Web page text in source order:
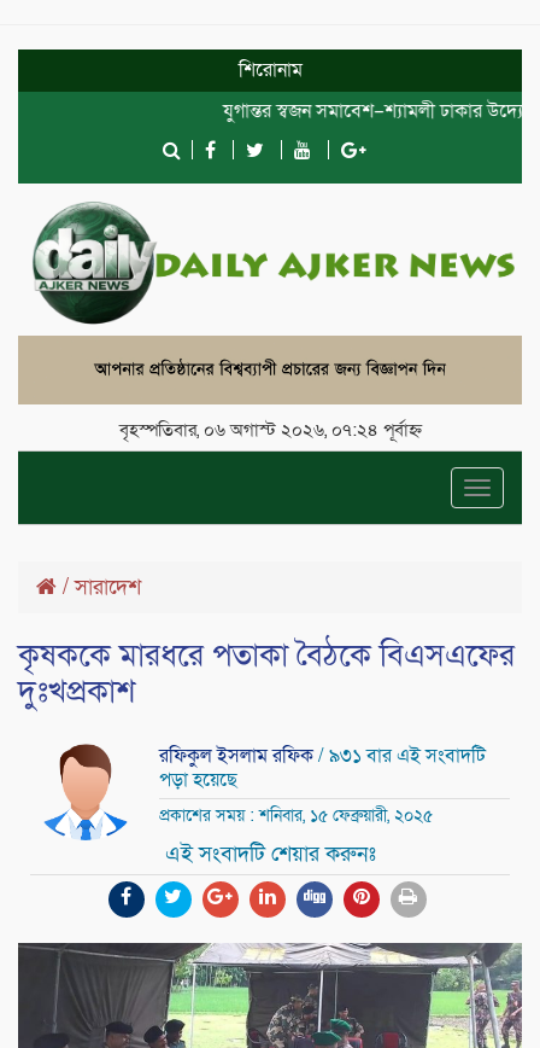
শিরোনাম
যুগান্তর স্বজন সমাবেশ–শ্যামলী ঢাকার উদ্যোগে
বৃহস্পতিবার, ০৬ অগাস্ট ২০২৬, ০৭:২৪ পূর্বাহ্ন
Toggle
/সারাদেশ
কৃষককে মারধরে পতাকা বৈঠকে বিএসএফের
দুঃখপ্রকাশ
রফিকুল ইসলাম রফিক/ ৯৩১ বার এই সংবাদটি
পড়া হয়েছে
প্রকাশের সময় : শনিবার, ১৫ ফেব্রুয়ারী, ২০২৫
এই সংবাদটি শেয়ার করুনঃ